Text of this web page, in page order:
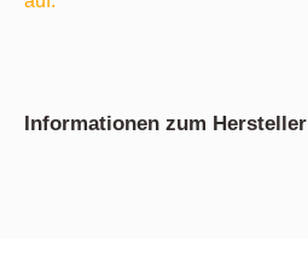
Informationen zum Hersteller